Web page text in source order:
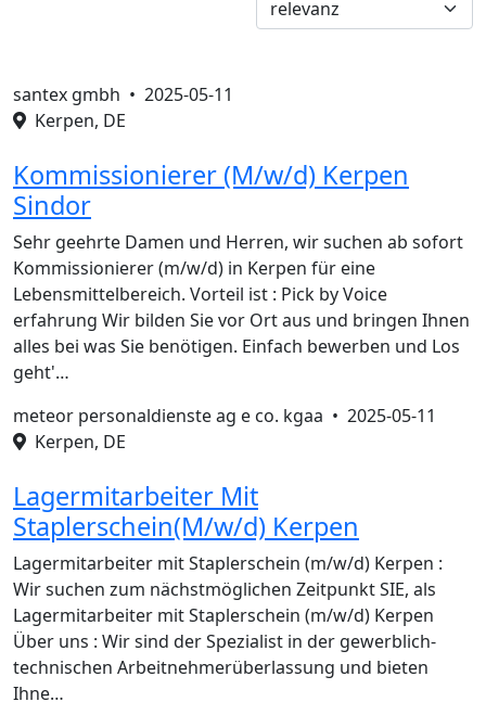
santex gmbh • 2025-05-11
Kerpen, DE
Kommissionierer (M/w/d) Kerpen
Sindor
Sehr geehrte Damen und Herren, wir suchen ab sofort
Kommissionierer (m/w/d) in Kerpen für eine
Lebensmittelbereich. Vorteil ist : Pick by Voice
erfahrung Wir bilden Sie vor Ort aus und bringen Ihnen
alles bei was Sie benötigen. Einfach bewerben und Los
geht'…
meteor personaldienste ag e co. kgaa • 2025-05-11
Kerpen, DE
Lagermitarbeiter Mit
Staplerschein(M/w/d) Kerpen
Lagermitarbeiter mit Staplerschein (m/w/d) Kerpen :
Wir suchen zum nächstmöglichen Zeitpunkt SIE, als
Lagermitarbeiter mit Staplerschein (m/w/d) Kerpen
Über uns : Wir sind der Spezialist in der gewerblich-
technischen Arbeitnehmerüberlassung und bieten
Ihne…